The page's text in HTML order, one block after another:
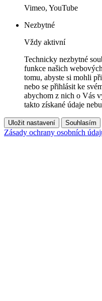
Vimeo, YouTube
Nezbytné
Vždy aktivní
Technicky nezbytné
funkce našich
tomu, abyste si mohli
nebo se přihlásit ke
abychom z nich o Vás
takto získané údaje
Uložit nastavení Souhlasím
Zásady ochrany osobních